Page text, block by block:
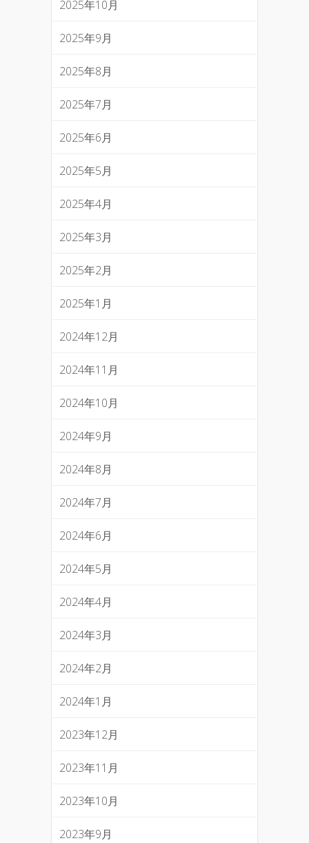
2025年10月
2025年9月
2025年8月
2025年7月
2025年6月
2025年5月
2025年4月
2025年3月
2025年2月
2025年1月
2024年12月
2024年11月
2024年10月
2024年9月
2024年8月
2024年7月
2024年6月
2024年5月
2024年4月
2024年3月
2024年2月
2024年1月
2023年12月
2023年11月
2023年10月
2023年9月